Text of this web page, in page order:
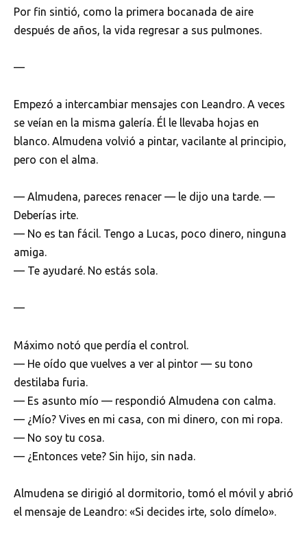
Por fin sintió, como la primera bocanada de aire
después de años, la vida regresar a sus pulmones.
—
Empezó a intercambiar mensajes con Leandro. A veces
se veían en la misma galería. Él le llevaba hojas en
blanco. Almudena volvió a pintar, vacilante al principio,
pero con el alma.
— Almudena, pareces renacer — le dijo una tarde. —
Deberías irte.
— No es tan fácil. Tengo a Lucas, poco dinero, ninguna
amiga.
— Te ayudaré. No estás sola.
—
Máximo notó que perdía el control.
— He oído que vuelves a ver al pintor — su tono
destilaba furia.
— Es asunto mío — respondió Almudena con calma.
— ¿Mío? Vives en mi casa, con mi dinero, con mi ropa.
— No soy tu cosa.
— ¿Entonces vete? Sin hijo, sin nada.
Almudena se dirigió al dormitorio, tomó el móvil y abrió
el mensaje de Leandro: «Si decides irte, solo dímelo».